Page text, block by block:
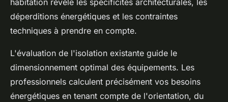
habitation révèle les spécificités architecturales, les
déperditions énergétiques et les contraintes
techniques à prendre en compte.
L'évaluation de l'isolation existante guide le
dimensionnement optimal des équipements. Les
professionnels calculent précisément vos besoins
énergétiques en tenant compte de l'orientation, du